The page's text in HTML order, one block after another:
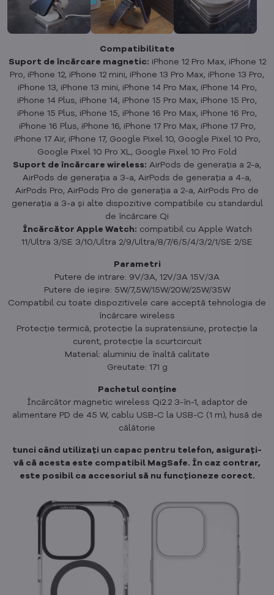
Compatibilitate
Suport de încărcare magnetic: iPhone 12 Pro Max, iPhone 12
Pro, iPhone 12, iPhone 12 mini, iPhone 13 Pro Max, iPhone 13 Pro,
iPhone 13, iPhone 13 mini, iPhone 14 Pro Max, iPhone 14 Pro,
iPhone 14 Plus, iPhone 14, iPhone 15 Pro Max, iPhone 15 Pro,
iPhone 15 Plus, iPhone 15, iPhone 16 Pro Max, iPhone 16 Pro,
iPhone 16 Plus, iPhone 16, iPhone 17 Pro Max, iPhone 17 Pro,
iPhone 17 Air, iPhone 17, Google Pixel 10, Google Pixel 10 Pro,
Google Pixel 10 Pro XL, Google Pixel 10 Pro Fold
Suport de încărcare wireless: AirPods de generația a 2-a,
AirPods de generația a 3-a, AirPods de generația a 4-a,
AirPods Pro, AirPods Pro de generația a 2-a, AirPods Pro de
generația a 3-a și alte dispozitive compatibile cu standardul
de încărcare Qi
Încărcător Apple Watch: compatibil cu Apple Watch
11/Ultra 3/SE 3/10/Ultra 2/9/Ultra/8/7/6/5/4/3/2/1/SE 2/SE
Parametri
Putere de intrare: 9V/3A, 12V/3A 15V/3A
Putere de ieșire: 5W/7,5W/15W/20W/25W/35W
Compatibil cu toate dispozitivele care acceptă tehnologia de
încărcare wireless
Protecție termică, protecție la supratensiune, protecție la
curent, protecție la scurtcircuit
Material: aluminiu de înaltă calitate
Greutate: 171 g
Pachetul conține
Încărcător magnetic wireless Qi2.2 3-în-1, adaptor de
alimentare PD de 45 W, cablu USB-C la USB-C (1 m), husă de
călătorie
tunci când utilizați un capac pentru telefon, asigurați-
vă că acesta este compatibil MagSafe. În caz contrar,
este posibil ca accesoriul să nu funcționeze corect.